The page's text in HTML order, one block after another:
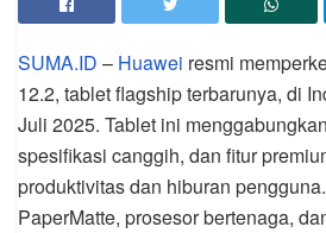
SUMA.ID – Huawei resmi
12.2, tablet flagship terbarunya, di
Juli 2025. Tablet ini
spesifikasi canggih, dan fitur
produktivitas dan hiburan
PaperMatte, prosesor bertenaga,